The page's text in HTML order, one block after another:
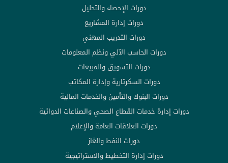
دورات الإحصاء والتحليل
دورات إدارة المشاريع
دورات التدريب المهني
دورات الحاسب الآلي ونظم المعلومات
دورات التسويق والمبيعات
دورات السكرتارية وإدارة المكاتب
دورات البنوك والتأمين والخدمات المالية
دورات إدارة خدمات القطاع الصحي والصناعات الدوائية
دورات العلاقات العامة والإعلام
دورات النفط والغاز
دورات إدارة التخطيط والاستراتيجية